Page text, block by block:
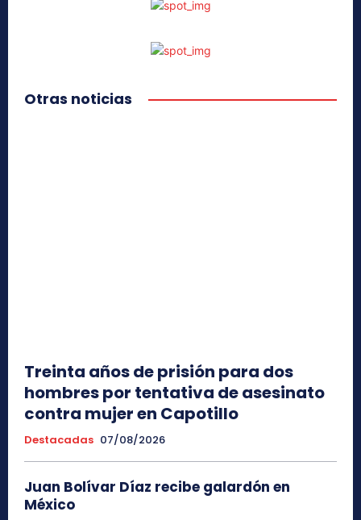
Otras noticias
Treinta años de prisión para dos
hombres por tentativa de asesinato
contra mujer en Capotillo
Destacadas 07/08/2026
Juan Bolívar Díaz recibe galardón en
México